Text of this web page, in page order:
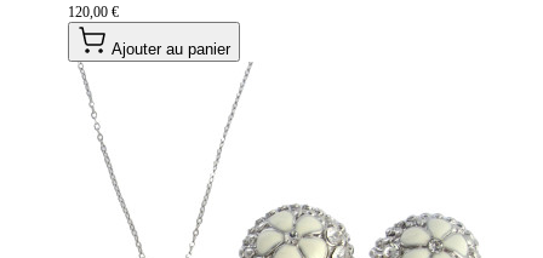
120,00 €
Ajouter au panier